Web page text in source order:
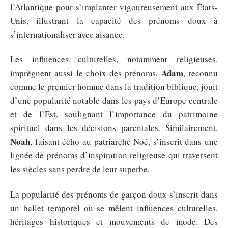
l’Atlantique pour s’implanter vigoureusement aux États-
Unis, illustrant la capacité des prénoms doux à
s’internationaliser avec aisance.
Les influences culturelles, notamment religieuses,
imprègnent aussi le choix des prénoms. Adam, reconnu
comme le premier homme dans la tradition biblique, jouit
d’une popularité notable dans les pays d’Europe centrale
et de l’Est, soulignant l’importance du patrimoine
spirituel dans les décisions parentales. Similairement,
Noah, faisant écho au patriarche Noé, s’inscrit dans une
lignée de prénoms d’inspiration religieuse qui traversent
les siècles sans perdre de leur superbe.
La popularité des prénoms de garçon doux s’inscrit dans
un ballet temporel où se mêlent influences culturelles,
héritages historiques et mouvements de mode. Des